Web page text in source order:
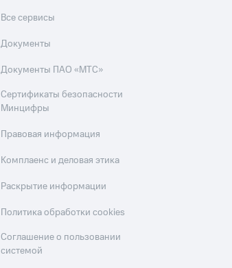
Все сервисы
Документы
Документы ПАО «МТС»
Сертификаты безопасности
Минцифры
Правовая информация
Комплаенс и деловая этика
Раскрытие информации
Политика обработки cookies
Соглашение о пользовании
системой